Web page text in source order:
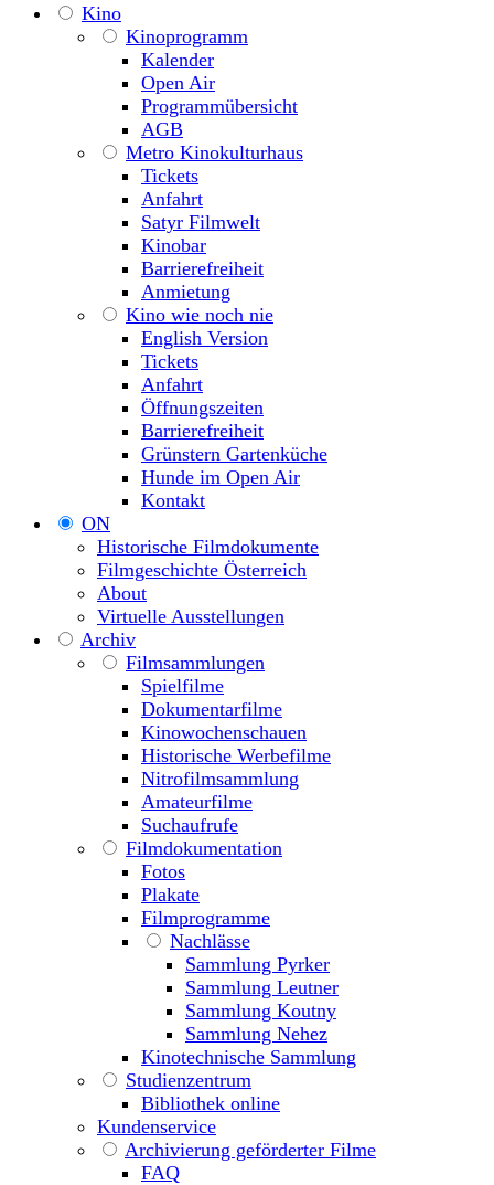
Kino
Kinoprogramm
Kalender
Open Air
Programmübersicht
AGB
Metro Kinokulturhaus
Tickets
Anfahrt
Satyr Filmwelt
Kinobar
Barrierefreiheit
Anmietung
Kino wie noch nie
English Version
Tickets
Anfahrt
Öffnungszeiten
Barrierefreiheit
Grünstern Gartenküche
Hunde im Open Air
Kontakt
ON
Historische Filmdokumente
Filmgeschichte Österreich
About
Virtuelle Ausstellungen
Archiv
Filmsammlungen
Spielfilme
Dokumentarfilme
Kinowochenschauen
Historische Werbefilme
Nitrofilmsammlung
Amateurfilme
Suchaufrufe
Filmdokumentation
Fotos
Plakate
Filmprogramme
Nachlässe
Sammlung Pyrker
Sammlung Leutner
Sammlung Koutny
Sammlung Nehez
Kinotechnische Sammlung
Studienzentrum
Bibliothek online
Kundenservice
Archivierung geförderter Filme
FAQ